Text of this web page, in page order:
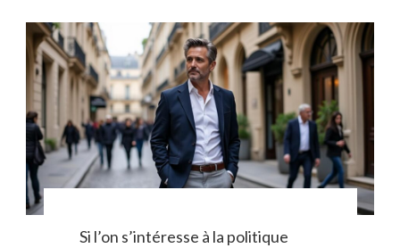
Si l’on s’intéresse à la politique